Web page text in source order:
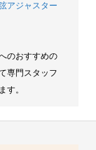
アジャスター
のおすすめの
専門スタッフ
す。